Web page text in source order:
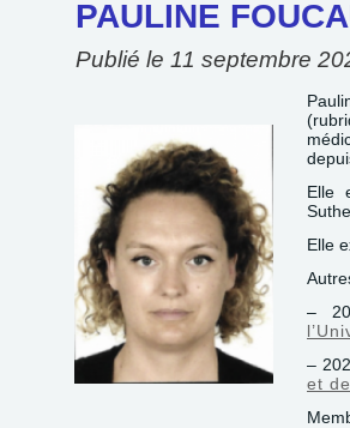
PAULINE
Publié le 11 septembre
Elle
Elle
–
–
et